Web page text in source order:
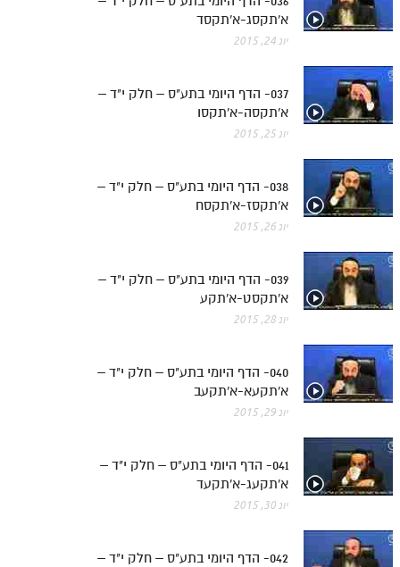
א'תקסג-א'תקסד
יונ 24, 2015
037- הדף היומי בתע"ס – חלק י"ד –
א'תקסה-א'תקסו
יונ 25, 2015
038- הדף היומי בתע"ס – חלק י"ד –
א'תקסז-א'תקסח
יונ 26, 2015
039- הדף היומי בתע"ס – חלק י"ד –
א'תקסט-א'תקע
יונ 28, 2015
040- הדף היומי בתע"ס – חלק י"ד –
א'תקעא-א'תקעב
יונ 29, 2015
041- הדף היומי בתע"ס – חלק י"ד –
א'תקעג-א'תקעד
יונ 30, 2015
042- הדף היומי בתע"ס – חלק י"ד –